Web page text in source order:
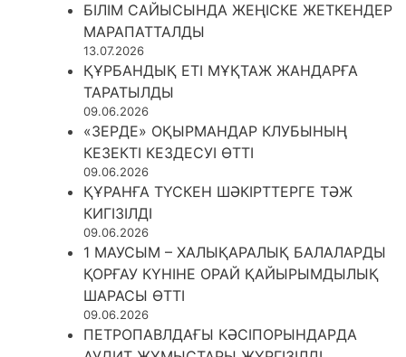
БІЛІМ САЙЫСЫНДА ЖЕҢІСКЕ ЖЕТКЕНДЕР
МАРАПАТТАЛДЫ
13.07.2026
ҚҰРБАНДЫҚ ЕТІ МҰҚТАЖ ЖАНДАРҒА
ТАРАТЫЛДЫ
09.06.2026
«ЗЕРДЕ» ОҚЫРМАНДАР КЛУБЫНЫҢ
КЕЗЕКТІ КЕЗДЕСУІ ӨТТІ
09.06.2026
ҚҰРАНҒА ТҮСКЕН ШӘКІРТТЕРГЕ ТӘЖ
КИГІЗІЛДІ
09.06.2026
1 МАУСЫМ – ХАЛЫҚАРАЛЫҚ БАЛАЛАРДЫ
ҚОРҒАУ КҮНІНЕ ОРАЙ ҚАЙЫРЫМДЫЛЫҚ
ШАРАСЫ ӨТТІ
09.06.2026
ПЕТРОПАВЛДАҒЫ КӘСІПОРЫНДАРДА